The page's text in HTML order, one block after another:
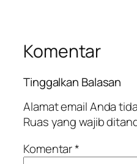
Komentar
Tinggalkan Balasan
Alamat email Anda
Ruas yang wajib
Komentar*